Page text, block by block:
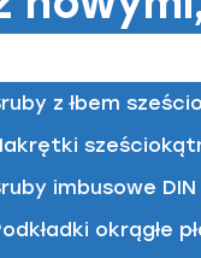
produktu
(Kliknij aby
5,4(M5) 6,5(M6)
z łbem
imbusowe DIN
okrągłe